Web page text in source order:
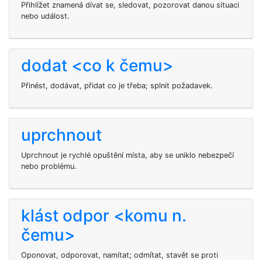
Přihlížet znamená dívat se, sledovat, pozorovat danou situaci
nebo událost.
dodat <co k čemu>
Přinést, dodávat, přidat co je třeba; splnit požadavek.
uprchnout
Uprchnout je rychlé opuštění místa, aby se uniklo nebezpečí
nebo problému.
klást odpor <komu n.
čemu>
Oponovat, odporovat, namítat; odmítat, stavět se proti